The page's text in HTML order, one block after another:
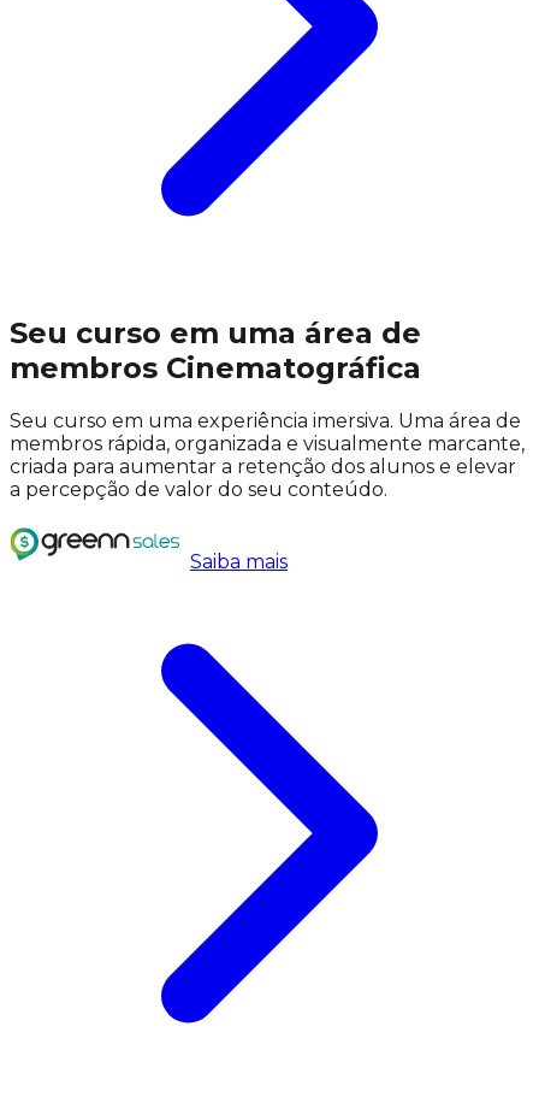
Seu curso em uma área de
membros Cinematográfica
Seu curso em uma experiência imersiva. Uma área de
membros rápida, organizada e visualmente marcante,
criada para aumentar a retenção dos alunos e elevar
a percepção de valor do seu conteúdo.
Saiba mais